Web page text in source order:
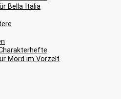
Bella Italia
Mord im Vorzelt